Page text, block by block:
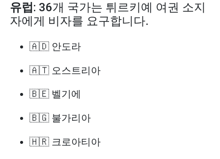
유럽 : 36개 국가는 튀르키예 여권 소지
자에게 비자를 요구합니다.
🇦🇩 안도라
🇦🇹 오스트리아
🇧🇪 벨기에
🇧🇬 불가리아
🇭🇷 크로아티아